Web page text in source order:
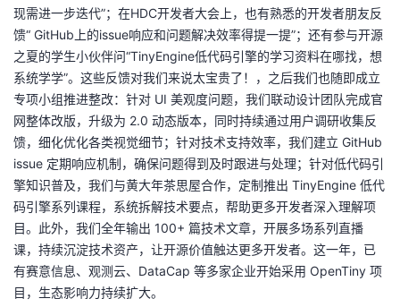
现需进一步迭代”；在HDC开发者大会上，也有熟悉的开发者朋友反
馈“ GitHub上的issue响应和问题解决效率得提一提”；还有参与开源
之夏的学生小伙伴问“TinyEngine低代码引擎的学习资料在哪找，想
系统学学”。这些反馈对我们来说太宝贵了！，之后我们也随即成立
专项小组推进整改：针对 UI 美观度问题，我们联动设计团队完成官
网整体改版，升级为 2.0 动态版本，同时持续通过用户调研收集反
馈，细化优化各类视觉细节；针对技术支持效率，我们建立 GitHub
issue 定期响应机制，确保问题得到及时跟进与处理；针对低代码引
擎知识普及，我们与黄大年茶思屋合作，定制推出 TinyEngine 低代
码引擎系列课程，系统拆解技术要点，帮助更多开发者深入理解项
目。此外，我们全年输出 100+ 篇技术文章，开展多场系列直播
课，持续沉淀技术资产，让开源价值触达更多开发者。这一年，已
有赛意信息、观测云、DataCap 等多家企业开始采用 OpenTiny 项
目，生态影响力持续扩大。